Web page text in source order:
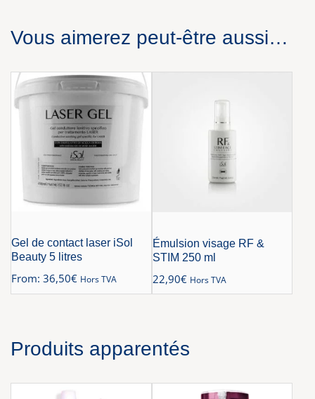
Vous aimerez peut-être aussi…
Gel de contact laser iSol
Beauty 5 litres
From: 36,50€ Hors TVA
Émulsion visage RF &
STIM 250 ml
22,90€ Hors TVA
Produits apparentés